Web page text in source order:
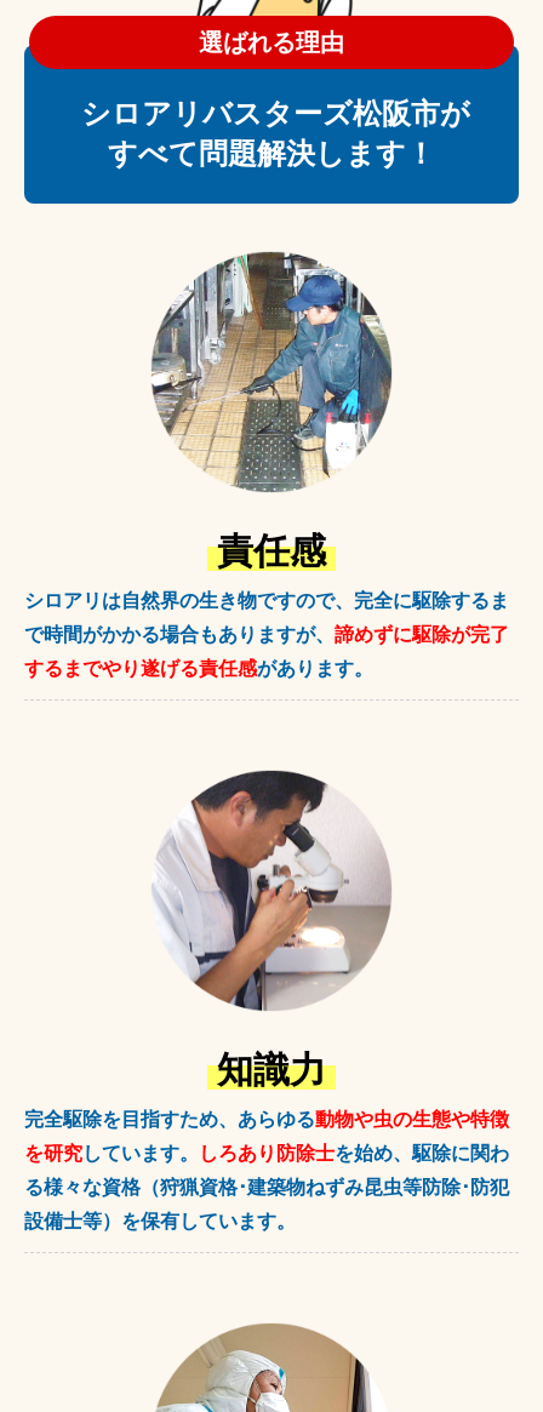
選ばれる理由
シロアリバスターズ松阪市が
すべて問題解決します！
責任感
シロアリは自然界の生き物ですので、完全に駆除するま
で時間がかかる場合もありますが、 諦めずに駆除が完了
するまでやり遂げる責任感があります。
知識力
完全駆除を目指すため、あらゆる動物や虫の生態や特徴
を研究しています。 しろあり防除士を始め、駆除に関わ
る様々な資格（狩猟資格･建築物ねずみ昆虫等防除･防犯
設備士等）を保有しています。